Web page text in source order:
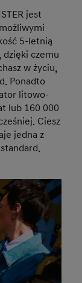
jest
5-letnią
dzięki czemu
w życiu,
Ponadto
litowo-
lub 160 000
Ciesz
jedna z